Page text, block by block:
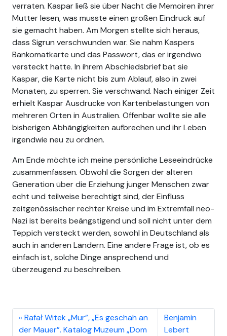
verraten. Kaspar ließ sie über Nacht die Memoiren ihrer
Mutter lesen, was musste einen großen Eindruck auf
sie gemacht haben. Am Morgen stellte sich heraus,
dass Sigrun verschwunden war. Sie nahm Kaspers
Bankomatkarte und das Passwort, das er irgendwo
versteckt hatte. In ihrem Abschiedsbrief bat sie
Kaspar, die Karte nicht bis zum Ablauf, also in zwei
Monaten, zu sperren. Sie verschwand. Nach einiger Zeit
erhielt Kaspar Ausdrucke von Kartenbelastungen von
mehreren Orten in Australien. Offenbar wollte sie alle
bisherigen Abhängigkeiten aufbrechen und ihr Leben
irgendwie neu zu ordnen.
Am Ende möchte ich meine persönliche Leseeindrücke
zusammenfassen. Obwohl die Sorgen der älteren
Generation über die Erziehung junger Menschen zwar
echt und teilweise berechtigt sind, der Einfluss
zeitgenössischer rechter Kreise und im Extremfall neo-
Nazi ist bereits beängstigend und soll nicht unter dem
Teppich versteckt werden, sowohl in Deutschland als
auch in anderen Ländern. Eine andere Frage ist, ob es
einfach ist, solche Dinge ansprechend und
überzeugend zu beschreiben.
Rafał Witek „Mur”, „Es geschah an
der Mauer”. Katalog Muzeum „Dom
Benjamin
Lebert